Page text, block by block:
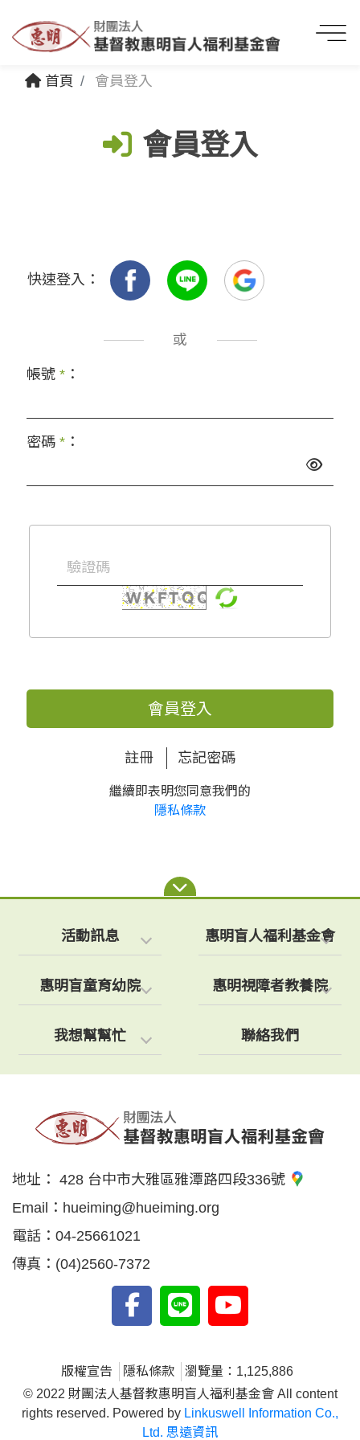
首頁 會員登入
會員登入
快速登入：
或
帳號 * ：
密碼 * ：
會員登入
註冊 忘記密碼
繼續即表明您同意我們的
隱私條款
活動訊息 惠明盲人福利基金會
惠明盲童育幼院 惠明視障者教養院
我想幫幫忙 聯絡我們
地址： 428 台中市大雅區雅潭路四段336號
Email： hueiming@hueiming.org
電話： 04-25661021
傳真： (04)2560-7372
版權宣告 隱私條款
瀏覽量：1,125,886
© 2022 財團法人基督教惠明盲人福利基金會 All content
rights reserved. Powered by Linkuswell Information Co.,
Ltd. 思遠資訊